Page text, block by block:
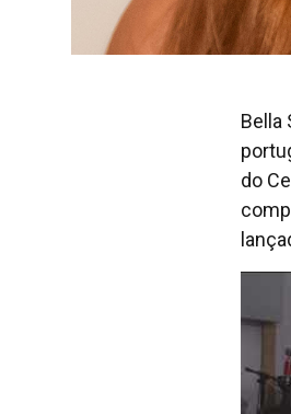
Bella
do